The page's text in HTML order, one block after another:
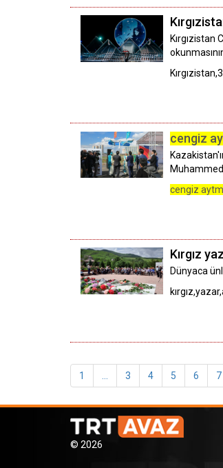
Kırgızistan
cengiz
cengiz
Kırgız
Dünyaca
1 3 4 5 6 7
© 2026